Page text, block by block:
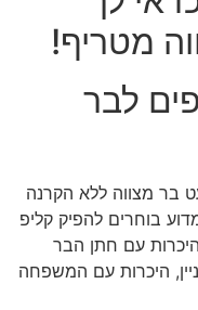
מטריף!
לבר
בר מצווה ללא הקרנה
בוחרים להפיק קליפ
עם חתן הבר
היכרות עם המשפחה